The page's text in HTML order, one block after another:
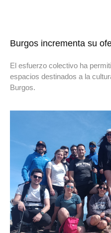
Burgos incrementa su
El esfuerzo colectivo ha
espacios destinados a la
Burgos.